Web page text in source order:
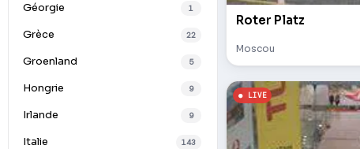
Géorgie 1
Grèce 22
Groenland 5
Hongrie 9
Irlande 9
Italie 143
Roter Platz
Moscou